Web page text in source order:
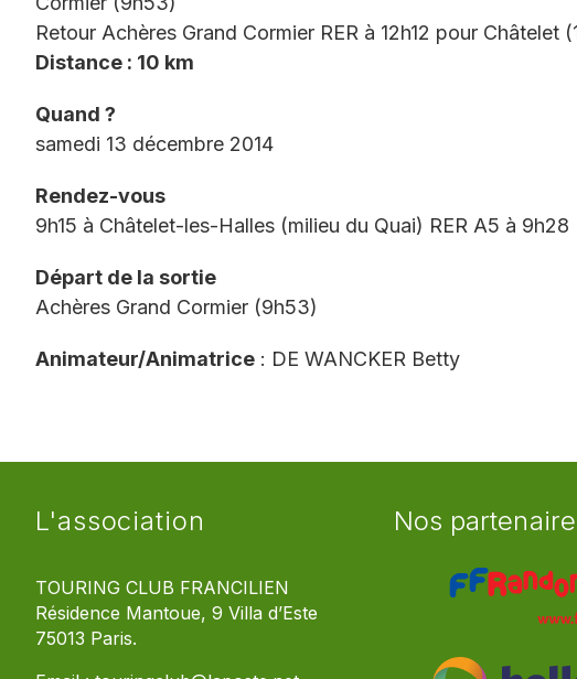
Retour Achères Grand Cormier RER à 12h12 pour Châtelet
Distance : 10 km
Quand ?
samedi 13 décembre 2014
Rendez-vous
9h15 à Châtelet-les-Halles (milieu du Quai) RER A5 à 9h28
Départ de la sortie
Achères Grand Cormier (9h53)
Animateur/Animatrice : DE WANCKER Betty
L'association
TOURING CLUB FRANCILIEN
Résidence Mantoue, 9 Villa d’Este
75013 Paris.
Nos